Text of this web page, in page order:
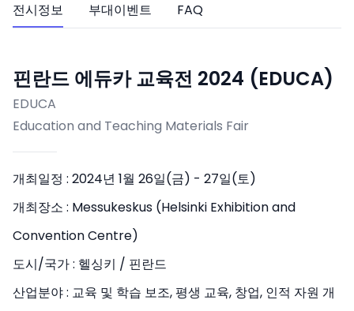
전시정보 부대이벤트 FAQ
핀란드 에듀카 교육전 2024 (EDUCA)
EDUCA
Education and Teaching Materials Fair
개최일정 : 2024년 1월 26일(금) - 27일(토)
개최장소 : Messukeskus (Helsinki Exhibition and
Convention Centre)
도시/국가 : 헬싱키 / 핀란드
산업분야 : 교육 및 학습 보조, 평생 교육, 창업, 인적 자원 개